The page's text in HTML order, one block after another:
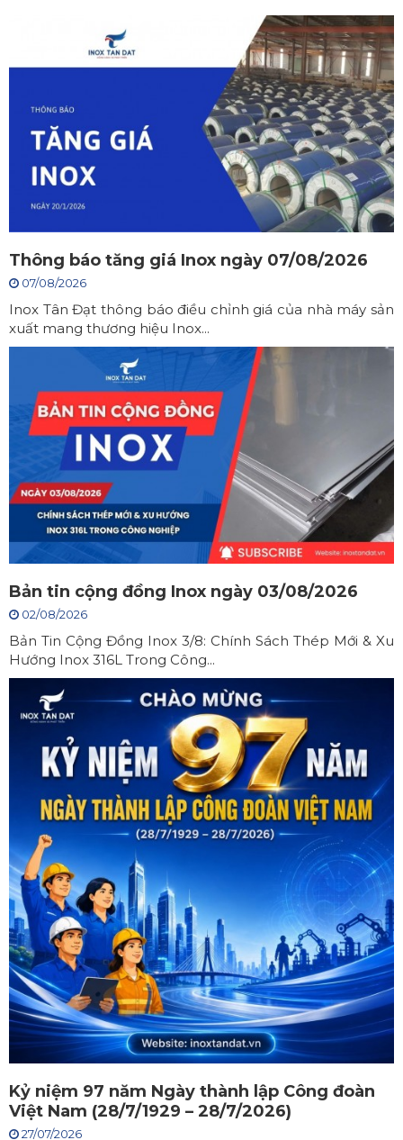
Thông báo tăng giá Inox ngày 07/08/2026
07/08/2026
Inox Tân Đạt thông báo điều chỉnh giá của nhà máy sản
xuất mang thương hiệu Inox...
Bản tin cộng đồng Inox ngày 03/08/2026
02/08/2026
Bản Tin Cộng Đồng Inox 3/8: Chính Sách Thép Mới & Xu
Hướng Inox 316L Trong Công...
Kỷ niệm 97 năm Ngày thành lập Công đoàn
Việt Nam (28/7/1929 – 28/7/2026)
27/07/2026